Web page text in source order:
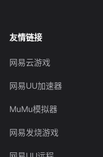
友情链接
网易云游戏
网易UU加速器
MuMu模拟器
网易发烧游戏